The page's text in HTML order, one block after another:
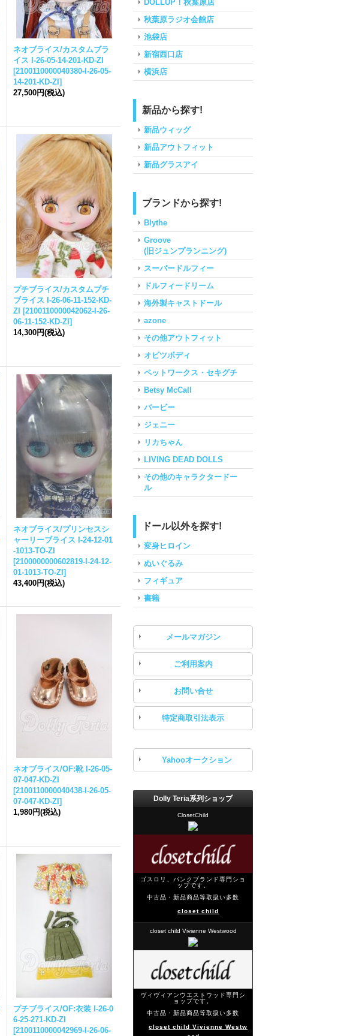
ネオブライス/カスタムブラ
イス I-26-05-14-201-KD-ZI
[2100110000040380-I-26-05-
14-201-KD-ZI ]
27,500円(税込)
プチブライス/カスタムプチ
ブライス I-26-06-11-152-KD-
ZI
[2100110000042062-I-26-
06-11-152-KD-ZI ]
14,300円(税込)
ネオブライス/プリンセスシ
ャーリーブライス I-24-12-01
-1013-TO-ZI
[2100000000602819-I-24-12-
01-1013-TO-ZI ]
43,400円(税込)
ネオブライス/OF:靴 I-26-05-
07-047-KD-ZI
[2100110000040438-I-26-05-
07-047-KD-ZI ]
1,980円(税込)
プチブライス/OF:衣装 I-26-0
6-25-271-KD-ZI
[2100110000042969-I-26-06-
DOLLUP！秋葉原店
秋葉原ラジオ会館店
池袋店
新宿西口店
横浜店
新品から探す!
新品ウィッグ
新品アウトフィット
新品グラスアイ
ブランドから探す!
Blythe
Groove
(旧ジュンプランニング)
スーパードルフィー
ドルフィードリーム
海外製キャストドール
azone
その他アウトフィット
オビツボディ
ペットワークス・セキグチ
Betsy McCall
バービー
ジェニー
リカちゃん
LIVING DEAD DOLLS
その他のキャラクタードー
ル
ドール以外を探す!
変身ヒロイン
ぬいぐるみ
フィギュア
書籍
メールマガジン
ご利用案内
お問い合せ
特定商取引法表示
Yahooオークション
Dolly Teria系列ショップ
ClosetChild
ゴスロリ、パンクブランド専門ショ
ップです。
中古品・新品商品等取扱い多数
closet child
closet child Vivienne Westwood
ヴィヴィアンウエストウッド専門シ
ョップです。
中古品・新品商品等取扱い多数
closet child Vivienne Westw